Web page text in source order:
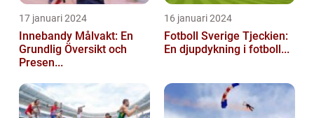
17 januari 2024
Innebandy Målvakt: En
Grundlig Översikt och
Presen...
16 januari 2024
Fotboll Sverige Tjeckien:
En djupdykning i fotboll...